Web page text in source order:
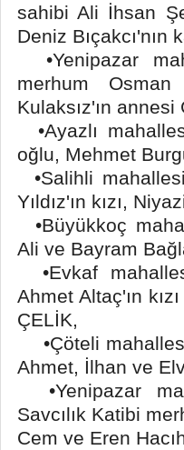
sahibi Ali İhsan
Deniz Bıçakcı'nın
•Yenipazar
merhum
Kulaksız'ın
•Ayazlı
oğlu, Mehmet
•Salihli
Yıldız'ın kızı,
•Büyükkoç
Ali ve Bayram
•Evkaf
Ahmet Altaç'ın
ÇELİK,
•Çöteli
Ahmet, İlhan ve
•Yenipazar
Savcılık Katibi
Cem ve Eren